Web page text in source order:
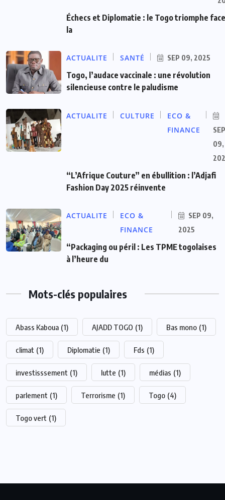
Échecs et Diplomatie : le Togo triomphe
la
ACTUALITE SANTÉ SEP 09, 2025
Togo, l’audace vaccinale : une révolution
silencieuse contre le paludisme
ACTUALITE CULTURE
ECO &
FINANCE
SEP
09,
“L’Afrique Couture” en ébullition : l’Adjafi
Fashion Day 2025 réinvente
ACTUALITE
ECO &
FINANCE
SEP 09,
2025
“Packaging ou péril : Les TPME togolaises
à l’heure du
Mots-clés populaires
Abass Kaboua (1) AJADD TOGO (1) Bas mono (1)
climat (1) Diplomatie (1) Fds (1)
investisssement (1) lutte (1) médias (1)
parlement (1) Terrorisme (1) Togo (4)
Togo vert (1)